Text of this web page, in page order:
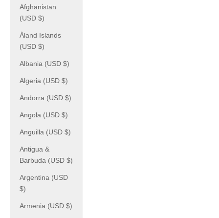
Afghanistan
(USD $)
Åland Islands
(USD $)
Albania (USD $)
Algeria (USD $)
Andorra (USD $)
Angola (USD $)
Anguilla (USD $)
Antigua &
Barbuda (USD $)
Argentina (USD
$)
Armenia (USD $)